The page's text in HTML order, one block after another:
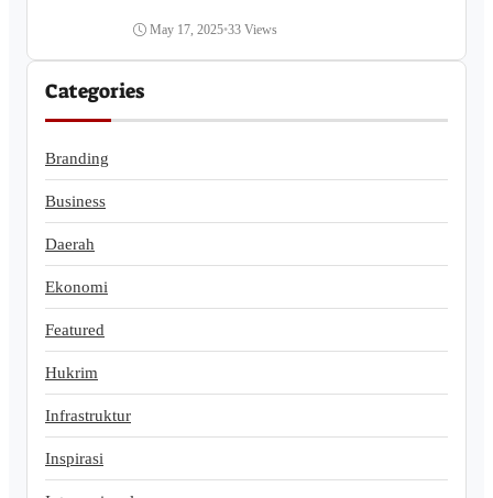
May 17, 2025•33 Views
Categories
Branding
Business
Daerah
Ekonomi
Featured
Hukrim
Infrastruktur
Inspirasi